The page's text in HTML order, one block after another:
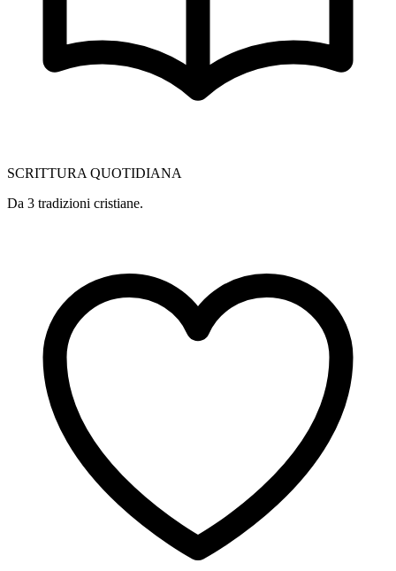
SCRITTURA QUOTIDIANA
Da 3 tradizioni cristiane.